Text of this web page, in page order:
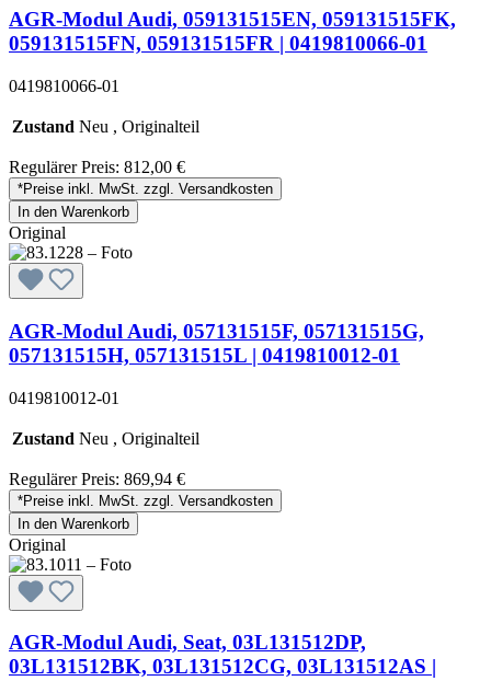
AGR-Modul Audi, 059131515EN, 059131515FK,
059131515FN, 059131515FR | 0419810066-01
0419810066-01
Zustand Neu , Originalteil
Regulärer Preis: 812,00 €
*Preise inkl. MwSt. zzgl. Versandkosten
In den Warenkorb
Original
AGR-Modul Audi, 057131515F, 057131515G,
057131515H, 057131515L | 0419810012-01
0419810012-01
Zustand Neu , Originalteil
Regulärer Preis: 869,94 €
*Preise inkl. MwSt. zzgl. Versandkosten
In den Warenkorb
Original
AGR-Modul Audi, Seat, 03L131512DP,
03L131512BK, 03L131512CG, 03L131512AS |